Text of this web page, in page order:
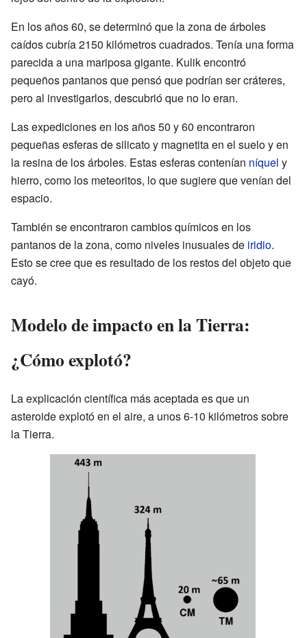
En los años 60, se determinó que la zona de árboles
caídos cubría 2150 kilómetros cuadrados. Tenía una forma
parecida a una mariposa gigante. Kulik encontró
pequeños pantanos que pensó que podrían ser cráteres,
pero al investigarlos, descubrió que no lo eran.
Las expediciones en los años 50 y 60 encontraron
pequeñas esferas de silicato y magnetita en el suelo y en
la resina de los árboles. Estas esferas contenían níquel y
hierro, como los meteoritos, lo que sugiere que venían del
espacio.
También se encontraron cambios químicos en los
pantanos de la zona, como niveles inusuales de iridio.
Esto se cree que es resultado de los restos del objeto que
cayó.
Modelo de impacto en la Tierra:
¿Cómo explotó?
La explicación científica más aceptada es que un
asteroide explotó en el aire, a unos 6-10 kilómetros sobre
la Tierra.